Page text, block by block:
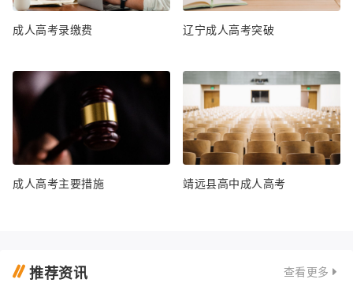
成人高考录缴费 辽宁成人高考突破
成人高考主要措施 靖远县高中成人高考
推荐资讯 查看更多